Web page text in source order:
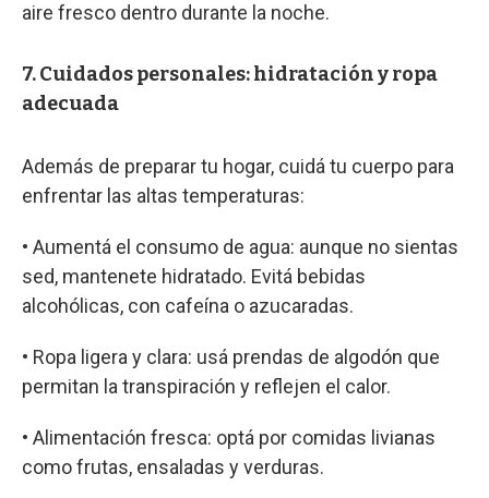
aire fresco dentro durante la noche.
7. Cuidados personales: hidratación y ropa
adecuada
Además de preparar tu hogar, cuidá tu cuerpo para
enfrentar las altas temperaturas:
• Aumentá el consumo de agua: aunque no sientas
sed, mantenete hidratado. Evitá bebidas
alcohólicas, con cafeína o azucaradas.
• Ropa ligera y clara: usá prendas de algodón que
permitan la transpiración y reflejen el calor.
• Alimentación fresca: optá por comidas livianas
como frutas, ensaladas y verduras.